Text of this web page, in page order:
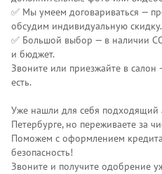
✅ Мы умеем договариваться —
обсудим индивидуальную скидку.
✅ Большой выбор — в наличии
и бюджет.
Звоните или приезжайте в
есть.
Уже нашли для себя подходящий
Петербурге, но переживаете за
Поможем с оформлением
безопасность!
Звоните и получите одобрение